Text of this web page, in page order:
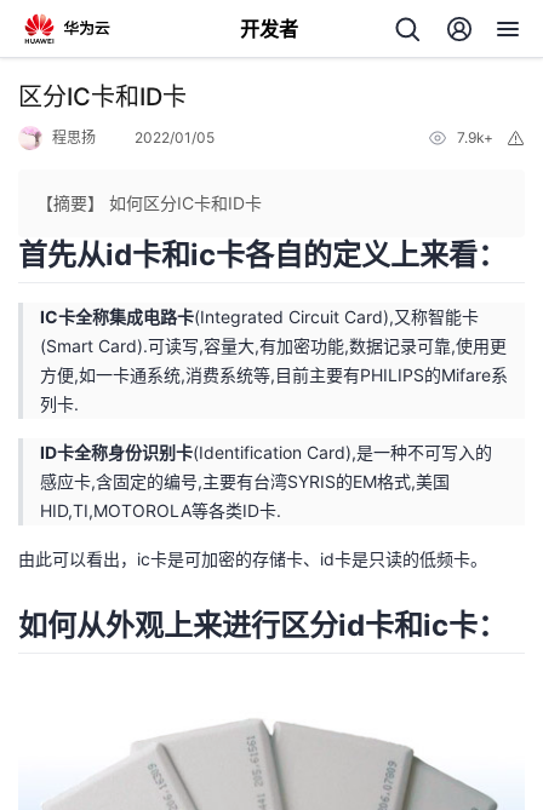
开发者
返
人
主
我
的
开
我
区分IC卡和ID卡
程思扬 2022/01/05 7.9k+
【摘要】 如何区分IC卡和ID卡
首先从id卡和ic卡各自的定义上来看：
IC卡全称集成电路卡(Integrated Circuit Card),又称智能卡
(Smart Card).可读写,容量大,有加密功能,数据记录可靠,使用更
方便,如一卡通系统,消费系统等,目前主要有PHILIPS的Mifare系
列卡.
ID卡全称身份识别卡(Identification Card),是一种不可写入的
感应卡,含固定的编号,主要有台湾SYRIS的EM格式,美国
HID,TI,MOTOROLA等各类ID卡.
由此可以看出，ic卡是可加密的存储卡、id卡是只读的低频卡。
如何从外观上来进行区分id卡和ic卡：